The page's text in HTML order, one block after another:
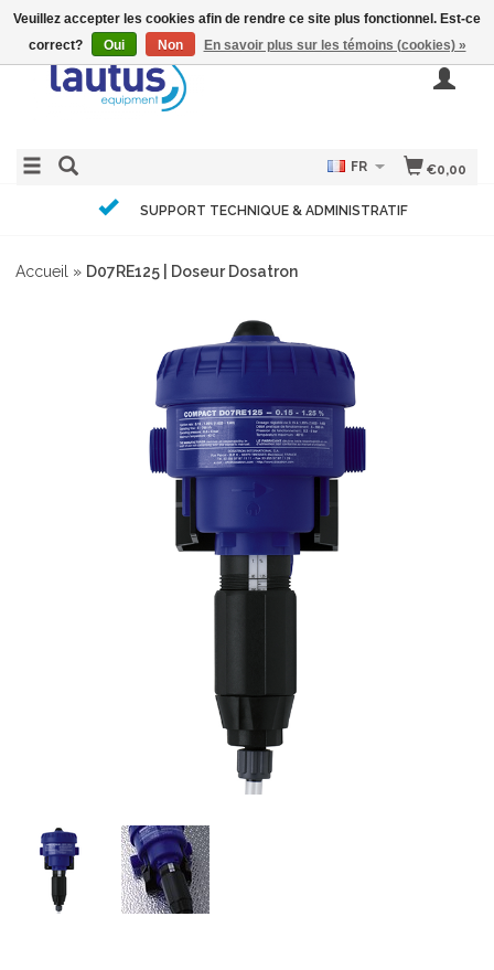
€0,00
FR
SUPPORT TECHNIQUE & ADMINISTRATIF
Accueil » D07RE125 | Doseur Dosatron
Veuillez accepter les cookies afin de rendre ce site plus fonctionnel. Est-ce
correct?
Oui Non En savoir plus sur les témoins (cookies) »